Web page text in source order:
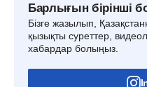
Барлығын бірінші
Бізге жазылып,
қызықты суреттер,
хабардар болыңыз.